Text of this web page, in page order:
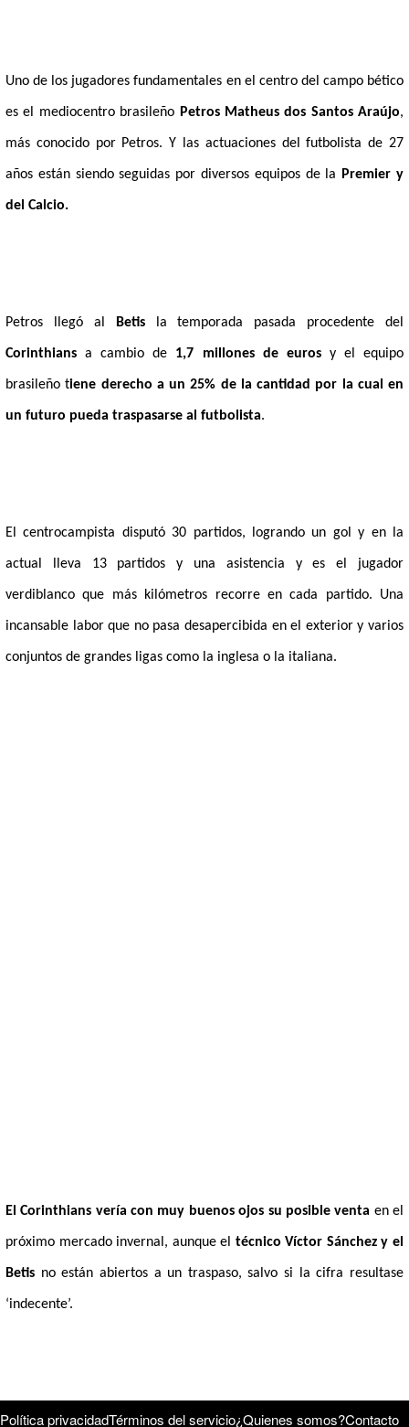
Uno de los jugadores fundamentales en el centro del campo bético
es el mediocentro brasileño Petros Matheus dos Santos Araújo,
más conocido por Petros. Y las actuaciones del futbolista de 27
años están siendo seguidas por diversos equipos de la Premier y
del Calcio.
Petros llegó al Betisla temporada pasada procedente del
Corinthians a cambio de 1,7 millones de eurosy el equipo
brasileño tiene derecho a un 25% de la cantidad por la cual en
un futuro pueda traspasarse al futbolista.
El centrocampista disputó 30 partidos, logrando un gol y en la
actual lleva 13 partidos y una asistencia y es el jugador
verdiblanco que más kilómetros recorre en cada partido. Una
incansable labor que no pasa desapercibida en el exterior y varios
conjuntos de grandes ligas como la inglesa o la italiana.
El Corinthians vería con muy buenos ojos su posible venta en el
próximo mercado invernal, aunque el técnico Víctor Sánchez y el
Betis no están abiertos a un traspaso, salvo si la cifra resultase
‘indecente’.
Política privacidadTérminos del servicio¿Quienes somos?Contacto